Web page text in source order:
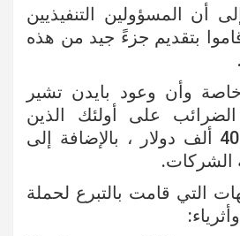
أن المسؤولين التنفيذيين
بتقديم جزءً جيد من هذه
وأن وعود بايدن تشير
الضرائب على أولئك الذين
يجنون أكثر من 400 ألف دولار ، بالإضافة إلى
الشركات.
التي قامت بالتبرع لحملة